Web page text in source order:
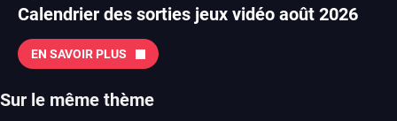
Calendrier des sorties jeux vidéo août 2026
EN SAVOIR PLUS
Sur le même thème